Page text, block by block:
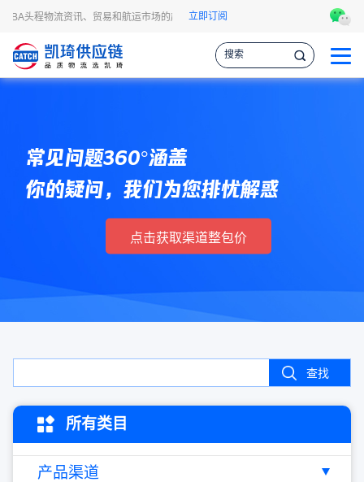
头程物流资讯、贸易和航运市场的趋势和最新事件，让您掌握各种情报，作出
立即订阅
常见问题360°涵盖
你的疑问，我们为您排忧解惑
点击获取渠道整包价
查找
所有类目
产品渠道